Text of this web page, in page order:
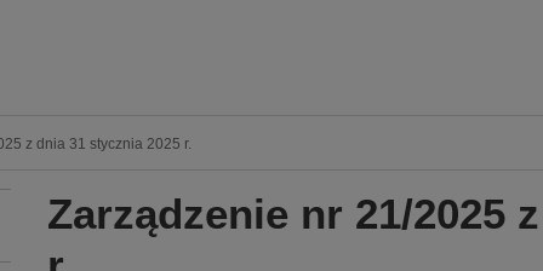
z dnia 31 stycznia 2025 r.
Zarządzenie nr 21/2025